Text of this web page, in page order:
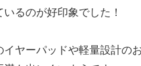
るのが好印象でした！
イヤーパッドや軽量設計の